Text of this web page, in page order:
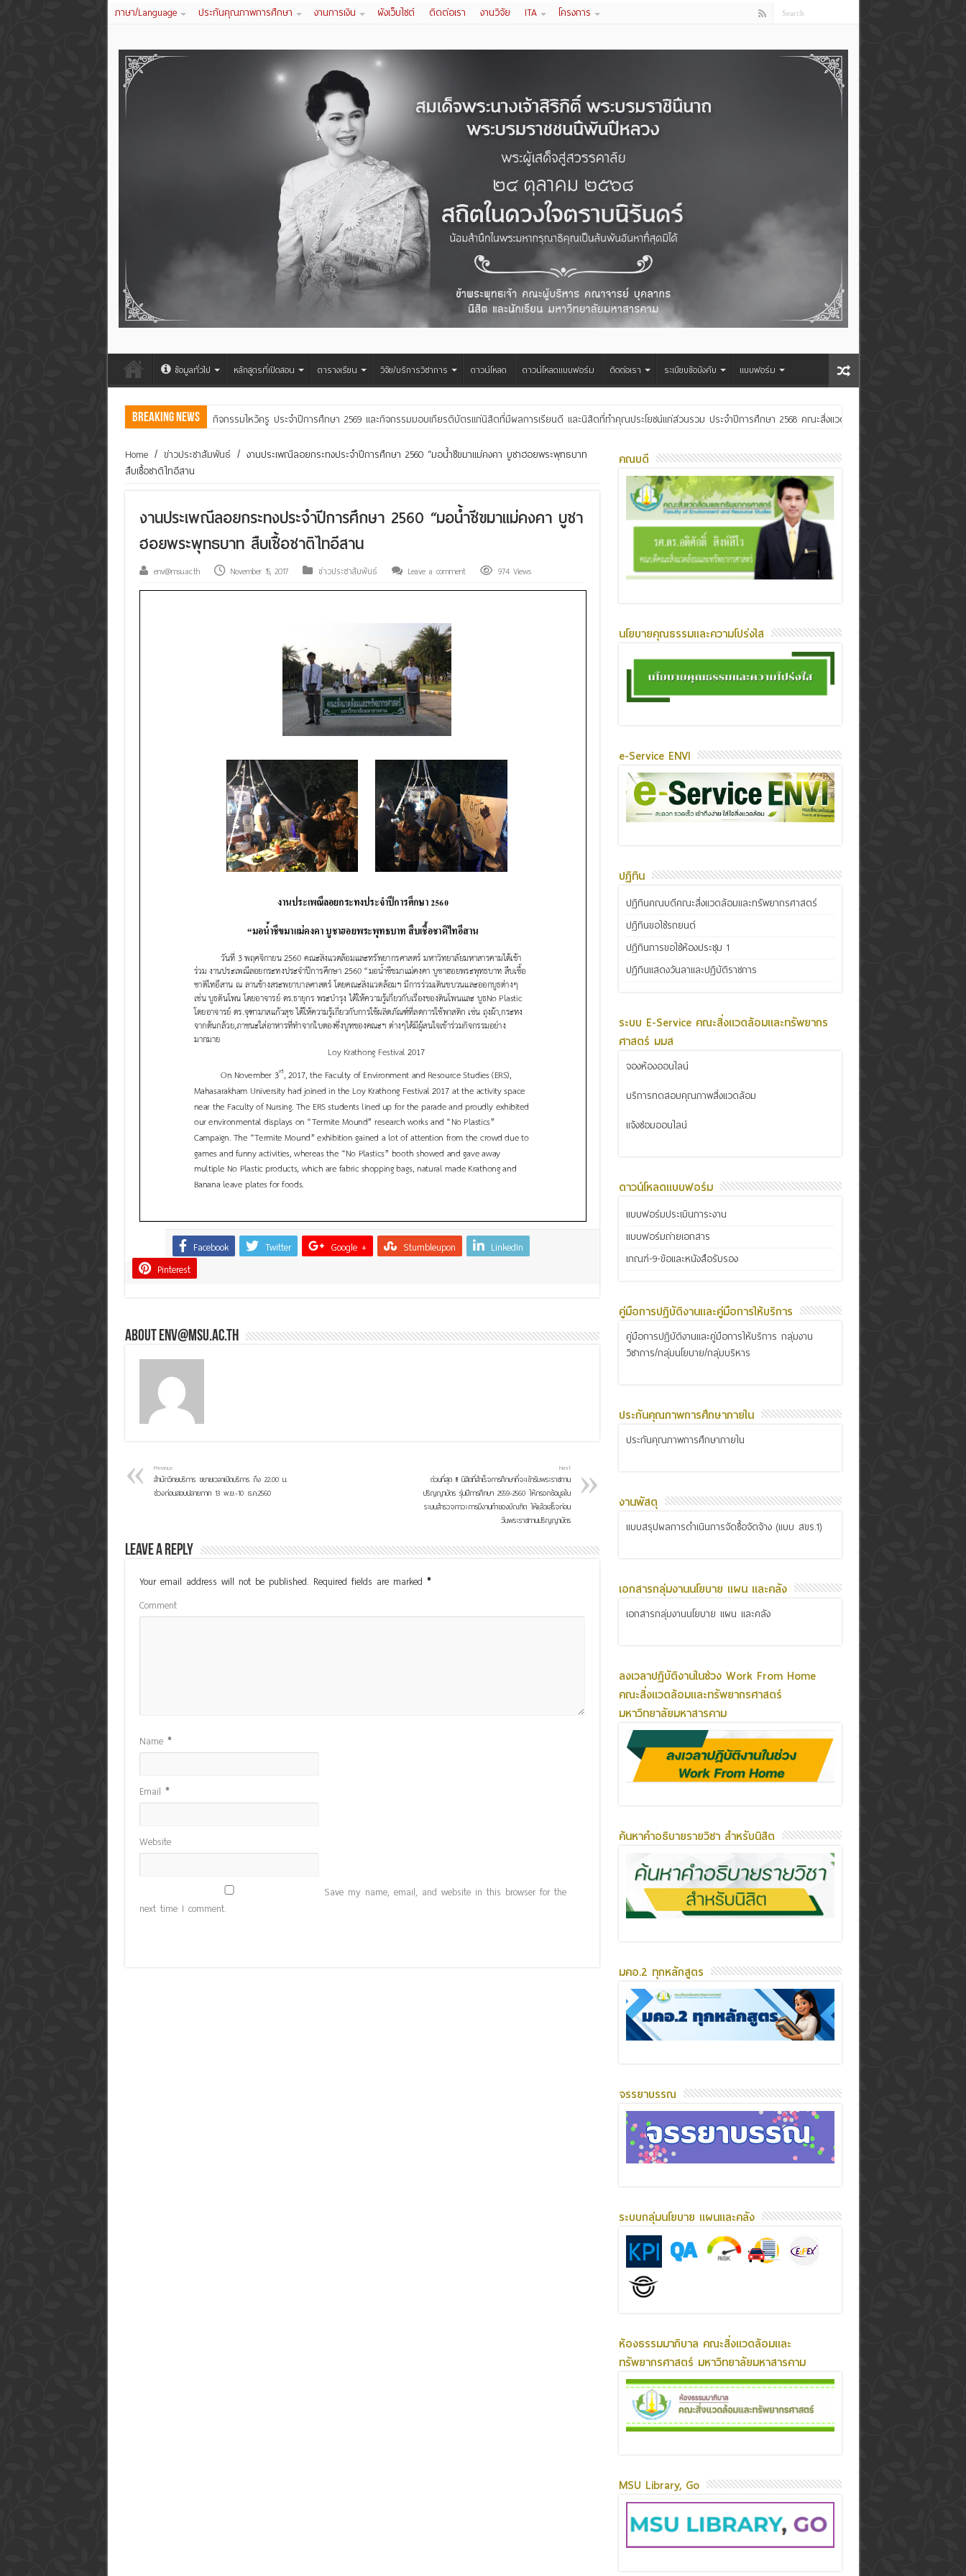
ภาษา/Language ประกันคุณภาพการศึกษา งานการเงิน ผังเว็บไซต์ ติดต่อเรา งานวิจัย ITA โครงการ
ข้อมูลทั่วไป หลักสูตรที่เปิดสอน ตารางเรียน วิจัย/บริการวิชาการ ดาวน์โหลด ดาวน์โหลดแบบฟอร์ม ติดต่อเรา ระเบียบข้อบังคับ แบบฟอร์ม
Breaking News กิจกรรมไหว้ครู ประจำปีการศึกษา 2569 และกิจกรรมมอบเกียรติบัตรแก่นิสิตที่มีผลการเรียนดี และนิสิตที่ทำคุณประโยชน์แก่ส่วนรวม ประจำปีการศึกษา 2568 คณะสิ่งแวดล้อมและทรัพยากรศาสตร์
คณะสิ่งแวดล้อมฯ มมส ร่วมสืบสานประเพณีฮีตเดือน ๘ ถวายเทียนพรรษา ๒๙ วัด เฉลิมพระเกียรติพระบาทสมเด็จพระเจ้าอยู่หัว
Home / ข่าวประชาสัมพันธ์ / งานประเพณีลอยกระทงประจำปีการศึกษา 2560 “มอน้ำชีขมาแม่คงคา บูชาฮอยพระพุทธบาท
สืบเชื้อชาติไทอีสาน
งานประเพณีลอยกระทงประจำปีการศึกษา 2560 “มอน้ำชีขมาแม่คงคา บูชา
ฮอยพระพุทธบาท สืบเชื้อชาติไทอีสาน
env@msu.ac.th November 15, 2017 ข่าวประชาสัมพันธ์ Leave a comment 974 Views
Facebook Twitter Google + Stumbleupon
LinkedIn
Pinterest
About env@msu.ac.th
Previous
สำนักวิทยบริการ ขยายเวลาเปิดบริการ ถึง 22.00 น.
ช่วงก่อนสอบปลายภาค 13 พ.ย.-10 ธ.ค.2560
Next
ด่วนที่สุด !!! นิสิตที่สำเร็จการศึกษาที่จะเข้ารับพระราชทาน
ปริญญาบัตร รุ่นปีการศึกษา 2559-2560 ให้กรอกข้อมูลใน
ระบบสำรวจภาวะการมีงานทำของบัณฑิต ให้แล้วเสร็จก่อน
วันพระราชทานปริญญาบัตร
Leave a Reply
Your email address will not be published. Required fields are marked *
Comment
Name *
Email *
Website
Save my name, email, and website in this browser for the
next time I comment.
คณบดี
นโยบายคุณธรรมและความโปร่งใส
e-Service ENVI
ปฏิทิน
ปฏิทินคณบดีคณะสิ่งแวดล้อมและทรัพยากรศาสตร์
ปฏิทินขอใช้รถยนต์
ปฏิทินการขอใช้ห้องประชุม 1
ปฏิทินแสดงวันลาและปฏิบัติราชการ
ระบบ E-Service คณะสิ่งแวดล้อมและทรัพยากร
ศาสตร์ มมส
จองห้องออนไลน์
บริการทดสอบคุณภาพสิ่งแวดล้อม
แจ้งซ่อมออนไลน์
ดาวน์โหลดแบบฟอร์ม
แบบฟอร์มประเมินภาระงาน
แบบฟอร์มถ่ายเอกสาร
เกณฑ์-9-ข้อและหนังสือรับรอง
คู่มือการปฏิบัติงานและคู่มือการให้บริการ
คู่มือการปฏิบัติงานและคู่มือการให้บริการ กลุ่มงาน
วิชาการ/กลุ่มนโยบาย/กลุ่มบริหาร
ประกันคุณภาพการศึกษาภายใน
ประกันคุณภาพการศึกษาภายใน
งานพัสดุ
แบบสรุปผลการดำเนินการจัดซื้อจัดจ้าง (แบบ สขร.1)
เอกสารกลุ่มงานนโยบาย แผน และคลัง
เอกสารกลุ่มงานนโยบาย แผน และคลัง
ลงเวลาปฏิบัติงานในช่วง Work From Home
คณะสิ่งแวดล้อมและทรัพยากรศาสตร์
มหาวิทยาลัยมหาสารคาม
ค้นหาคำอธิบายรายวิชา สำหรับนิสิต
มคอ.2 ทุกหลักสูตร
จรรยาบรรณ
ระบบกลุ่มนโยบาย แผนและคลัง
ห้องธรรมมาภิบาล คณะสิ่งแวดล้อมและ
ทรัพยากรศาสตร์ มหาวิทยาลัยมหาสารคาม
MSU Library, Go